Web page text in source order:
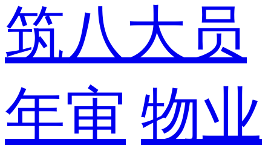
筑八大员
年审 物业